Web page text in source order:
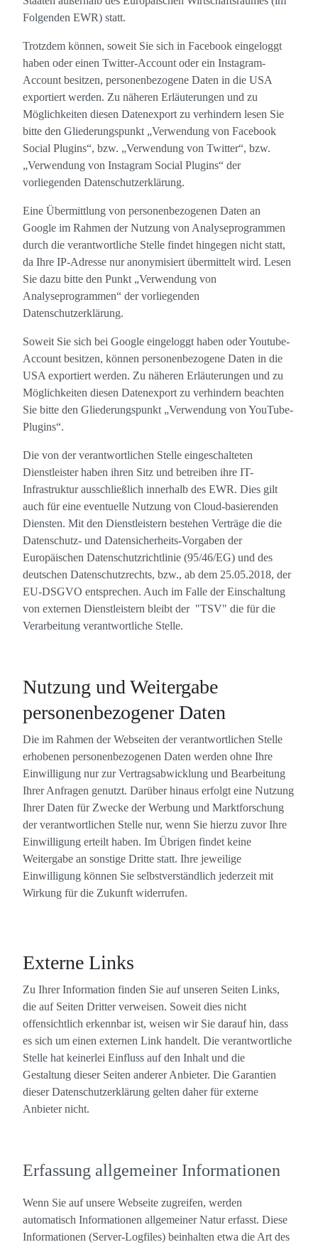
Folgenden EWR) statt.
Trotzdem können, soweit Sie sich in Facebook eingeloggt
haben oder einen Twitter-Account oder ein Instagram-
Account besitzen, personenbezogene Daten in die USA
exportiert werden. Zu näheren Erläuterungen und zu
Möglichkeiten diesen Datenexport zu verhindern lesen Sie
bitte den Gliederungspunkt „Verwendung von Facebook
Social Plugins“, bzw. „Verwendung von Twitter“, bzw.
„Verwendung von Instagram Social Plugins“ der
vorliegenden Datenschutzerklärung.
Eine Übermittlung von personenbezogenen Daten an
Google im Rahmen der Nutzung von Analyseprogrammen
durch die verantwortliche Stelle findet hingegen nicht statt,
da Ihre IP-Adresse nur anonymisiert übermittelt wird. Lesen
Sie dazu bitte den Punkt „Verwendung von
Analyseprogrammen“ der vorliegenden
Datenschutzerklärung.
Soweit Sie sich bei Google eingeloggt haben oder Youtube-
Account besitzen, können personenbezogene Daten in die
USA exportiert werden. Zu näheren Erläuterungen und zu
Möglichkeiten diesen Datenexport zu verhindern beachten
Sie bitte den Gliederungspunkt „Verwendung von YouTube-
Plugins“.
Die von der verantwortlichen Stelle eingeschalteten
Dienstleister haben ihren Sitz und betreiben ihre IT-
Infrastruktur ausschließlich innerhalb des EWR. Dies gilt
auch für eine eventuelle Nutzung von Cloud-basierenden
Diensten. Mit den Dienstleistern bestehen Verträge die die
Datenschutz- und Datensicherheits-Vorgaben der
Europäischen Datenschutzrichtlinie (95/46/EG) und des
deutschen Datenschutzrechts, bzw., ab dem 25.05.2018, der
EU-DSGVO entsprechen. Auch im Falle der Einschaltung
von externen Dienstleistern bleibt der "TSV" die für die
Verarbeitung verantwortliche Stelle.
Nutzung und Weitergabe
personenbezogener Daten
Die im Rahmen der Webseiten der verantwortlichen Stelle
erhobenen personenbezogenen Daten werden ohne Ihre
Einwilligung nur zur Vertragsabwicklung und Bearbeitung
Ihrer Anfragen genutzt. Darüber hinaus erfolgt eine Nutzung
Ihrer Daten für Zwecke der Werbung und Marktforschung
der verantwortlichen Stelle nur, wenn Sie hierzu zuvor Ihre
Einwilligung erteilt haben. Im Übrigen findet keine
Weitergabe an sonstige Dritte statt. Ihre jeweilige
Einwilligung können Sie selbstverständlich jederzeit mit
Wirkung für die Zukunft widerrufen.
Externe Links
Zu Ihrer Information finden Sie auf unseren Seiten Links,
die auf Seiten Dritter verweisen. Soweit dies nicht
offensichtlich erkennbar ist, weisen wir Sie darauf hin, dass
es sich um einen externen Link handelt. Die verantwortliche
Stelle hat keinerlei Einfluss auf den Inhalt und die
Gestaltung dieser Seiten anderer Anbieter. Die Garantien
dieser Datenschutzerklärung gelten daher für externe
Anbieter nicht.
Erfassung allgemeiner Informationen
Wenn Sie auf unsere Webseite zugreifen, werden
automatisch Informationen allgemeiner Natur erfasst. Diese
Informationen (Server-Logfiles) beinhalten etwa die Art des